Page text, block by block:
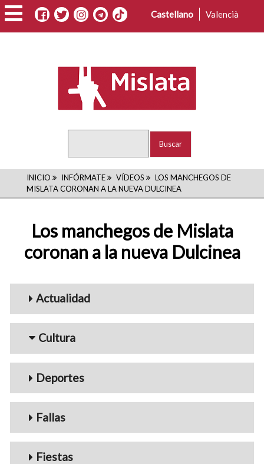
Pasar
al
contenido
Castellano Valencià
RUTA
DE
NAVEGACIÓN
INICIO INFÓRMATE VÍDEOS
LOS MANCHEGOS DE
MISLATA CORONAN A LA NUEVA DULCINEA
Los manchegos de Mislata
coronan a la nueva Dulcinea
Menu_Videos
Actualidad
Cultura
Deportes
Fallas
Fiestas